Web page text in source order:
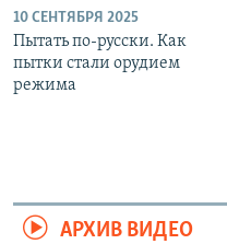
10 СЕНТЯБРЯ 2025
Пытать по-русски. Как
пытки стали орудием
режима
АРХИВ ВИДЕО